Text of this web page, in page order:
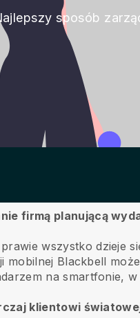
sposób
firmą planującą
wszystko dzieje
mobilnej Blackbell
na smartfonie,
klientowi